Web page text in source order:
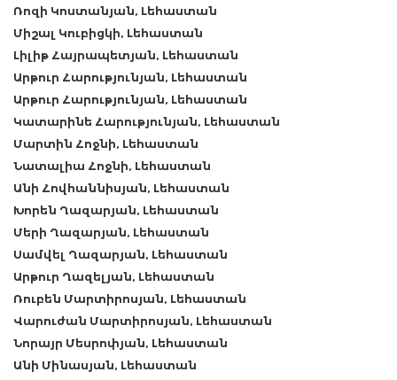
Ռոզի Կոստանյան, Լեհաստան
Միշալ Կուբիցկի, Լեհաստան
Լիլիթ Հայրապետյան, Լեհաստան
Արթուր Հարությունյան, Լեհաստան
Արթուր Հարությունյան, Լեհաստան
Կատարինե Հարությունյան, Լեհաստան
Մարտին Հոջնի, Լեհաստան
Նատալիա Հոջնի, Լեհաստան
Անի Հովհաննիսյան, Լեհաստան
Խորեն Ղազարյան, Լեհաստան
Մերի Ղազարյան, Լեհաստան
Սամվել Ղազարյան, Լեհաստան
Արթուր Ղազելյան, Լեհաստան
Ռուբեն Մարտիրոսյան, Լեհաստան
Վարուժան Մարտիրոսյան, Լեհաստան
Նորայր Մեսրոփյան, Լեհաստան
Անի Մինասյան, Լեհաստան